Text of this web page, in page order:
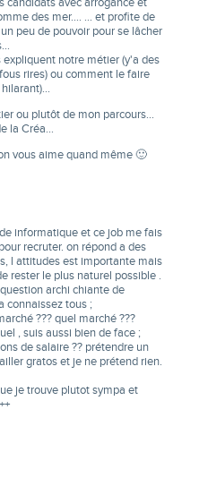
candidats avec arrogance et
des mer…. … et profite de
peu de pouvoir pour se lâcher
expliquent notre métier (y'a des
rires) ou comment le faire
ou plutôt de mon parcours…
la Créa…
vous aime quand même 🙂
informatique et ce job me fais
recruter. on répond a des
l attitudes est importante mais
rester le plus naturel possible .
archi chiante de
connaissez tous ;
??? quel marché ???
, suis aussi bien de face ;
de salaire ?? prétendre un
gratos et je ne prétend rien.
je trouve plutot sympa et